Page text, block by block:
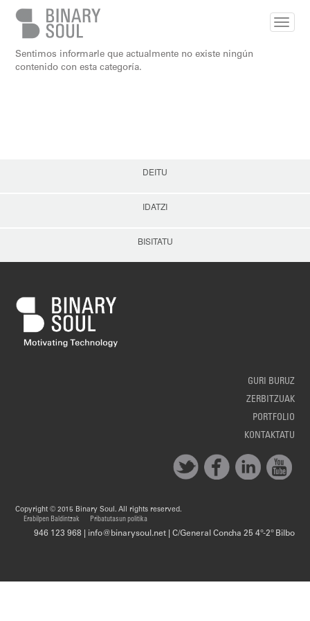
Skip to main content
Sentimos informarle que actualmente no existe ningún
contenido con esta categoría.
DEITU
IDATZI
BISITATU
GURI BURUZ
ZERBITZUAK
PORTFOLIO
KONTAKTATU
Copyright © 2015 Binary Soul. All rights reserved.
Erabilpen Baldintzak
Pribatutasun politika
946 123 968 | info@binarysoul.net | C/General Concha 25 4º-2º Bilbo